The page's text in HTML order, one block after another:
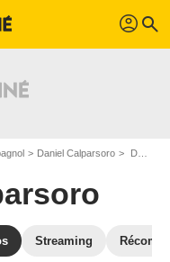
profil search
Daniel Calparsoro Daniel Calparsoro : Photos de ses films et séries
Streaming